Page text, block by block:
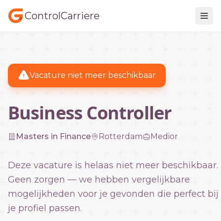
ControlCarriere
Vacature niet meer beschikbaar
Business Controller
Masters in Finance Rotterdam Medior
Deze vacature is helaas niet meer beschikbaar.
Geen zorgen — we hebben vergelijkbare
mogelijkheden voor je gevonden die perfect bij
je profiel passen.